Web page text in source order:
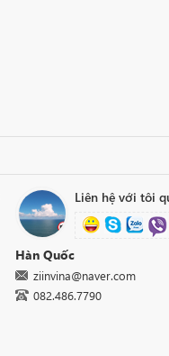
Liên hệ với tôi
Hàn Quốc
ziinvina@naver.com
082.486.7790